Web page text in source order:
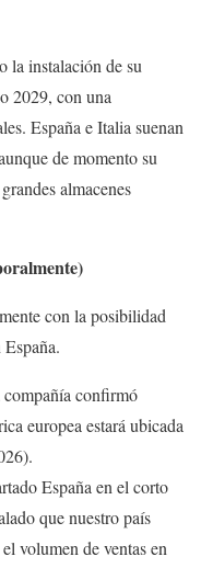
la instalación de su
2029, con una
España e Italia suenan
de momento su
almacenes
con la posibilidad
confirmó
europea estará ubicada
España en el corto
que nuestro país
volumen de ventas en